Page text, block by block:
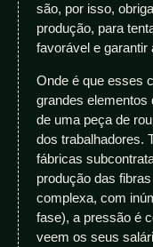
são, por isso,
produção, para
favorável e garantir
Onde é que esses
grandes elementos
de uma peça de
dos trabalhadores.
fábricas
produção das
complexa, com
fase), a pressão é
veem os seus